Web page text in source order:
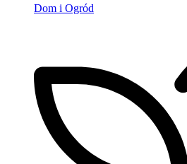
Dom i Ogród